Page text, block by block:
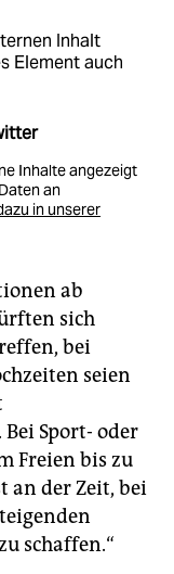
Inhalt
Element auch
Inhalte angezeigt
an
in unserer
ab
sich
bei
seien
Sport- oder
Freien bis zu
an der Zeit, bei
schaffen.“